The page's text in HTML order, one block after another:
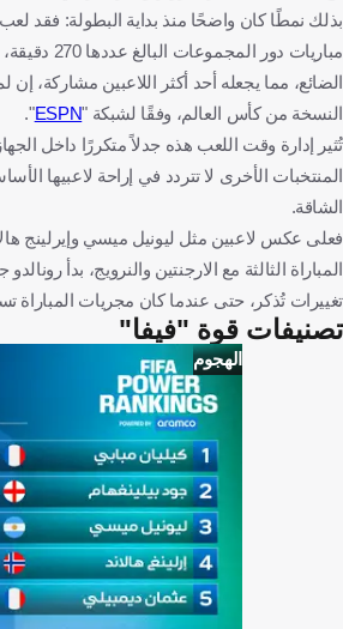
بذلك نمطًا كان واضحًا منذ بداية البطولة: فقد
مباريات دور
الضائع، مما يجعله أحد أكثر اللاعبين مشاركة،
النسخة من كأس العالم، وفقًا لشبكة "ESPN
".
تُثير إدارة وقت اللعب هذه جدلاً متكررًا داخل
المنتخبات الأخرى لا تتردد في إراحة لاعبيها
الشاقة.
فعلى عكس لاعبين مثل ليونيل ميسي وإيرلينج
المباراة الثالثة مع الارجنتين والنرويج، بدأ
تغييرات تُذكر، حتى عندما كان مجريات المباراة
تصنيفات قوة "فيفا"
الهجوم